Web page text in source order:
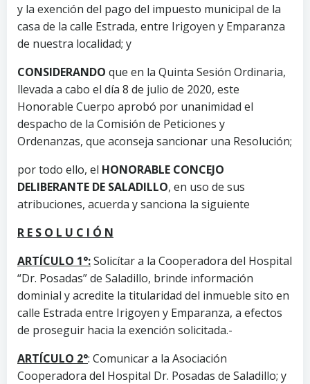
y la exención del pago del impuesto municipal de la
casa de la calle Estrada, entre Irigoyen y Emparanza
de nuestra localidad; y
CONSIDERANDO que en la Quinta Sesión Ordinaria,
llevada a cabo el día 8 de julio de 2020, este
Honorable Cuerpo aprobó por unanimidad el
despacho de la Comisión de Peticiones y
Ordenanzas, que aconseja sancionar una Resolución;
por todo ello, el HONORABLE CONCEJO
DELIBERANTE DE SALADILLO, en uso de sus
atribuciones, acuerda y sanciona la siguiente
R E S O L U C I Ó N
ARTÍCULO 1°:Solicítar a la Cooperadora del Hospital
“Dr. Posadas” de Saladillo, brinde información
dominial y acredite la titularidad del inmueble sito en
calle Estrada entre Irigoyen y Emparanza, a efectos
de proseguir hacia la exención solicitada.-
ARTÍCULO 2°: Comunicar a la Asociación
Cooperadora del Hospital Dr. Posadas de Saladillo; y